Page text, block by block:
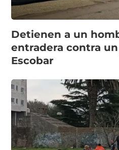
Detienen a un
entradera contra
Escobar